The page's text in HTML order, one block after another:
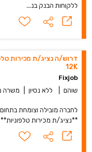
ללקוחות הבנק בנ...
דרוש/ה נציג/ת מכירות
12K
Fixjob
שוהם ללא נסיון משרה
לחברה מובילה וצומחת
**נציג/ת מכירות